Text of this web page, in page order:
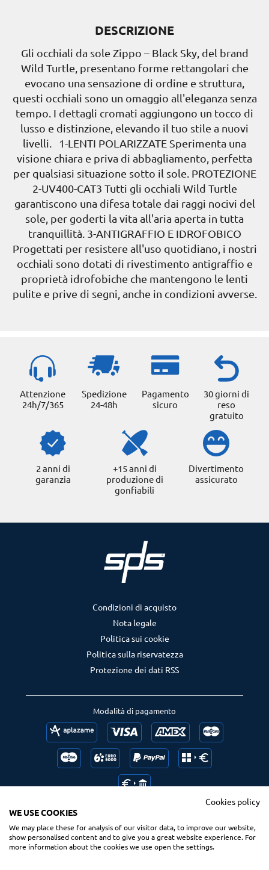
DESCRIZIONE
Gli occhiali da sole Zippo – Black Sky, del brand
Wild Turtle, presentano forme rettangolari che
evocano una sensazione di ordine e struttura,
questi occhiali sono un omaggio all'eleganza senza
tempo. I dettagli cromati aggiungono un tocco di
lusso e distinzione, elevando il tuo stile a nuovi
livelli. 1-LENTI POLARIZZATE Sperimenta una
visione chiara e priva di abbagliamento, perfetta
per qualsiasi situazione sotto il sole. PROTEZIONE
2-UV400-CAT3 Tutti gli occhiali Wild Turtle
garantiscono una difesa totale dai raggi nocivi del
sole, per goderti la vita all'aria aperta in tutta
tranquillità. 3-ANTIGRAFFIO E IDROFOBICO
Progettati per resistere all'uso quotidiano, i nostri
occhiali sono dotati di rivestimento antigraffio e
proprietà idrofobiche che mantengono le lenti
pulite e prive di segni, anche in condizioni avverse.
Attenzione
24h/7/365
Spedizione
24-48h
Pagamento
sicuro
30 giorni di
reso
gratuito
2 anni di
garanzia
+15 anni di
produzione di
gonfiabili
Divertimento
assicurato
Modalità di pagamento
Follow us Ranking us
Condizioni di acquisto
Nota legale
Politica sui cookie
Politica sulla riservatezza
Protezione dei dati RSS
Cookies policy
WE USE COOKIES
We may place these for analysis of our visitor data, to improve our website,
show personalised content and to give you a great website experience. For
more information about the cookies we use open the settings.